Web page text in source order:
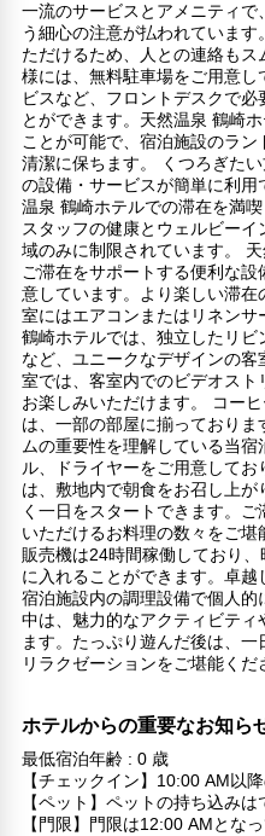
一流のサービスとアメニティで
う細心の注意が払われていま
ただけるため、人との連絡も
様には、無料駐車場をご用意
ビスなど、フロントデスクで
とができます。天然温泉 鶴崎
ことが可能で、宿泊施設のラ
清潔に保ちます。 くつろぎた
の設備・サービスが簡単に利
温泉 鶴崎ホテルでの滞在を満
スタッフの健康とウェルビー
域のみに制限されています。
ご滞在をサポートする便利な
意しています。より楽しい滞
室にはエアコンまたはリネン
鶴崎ホテルでは、独立したリ
など、ユニークなデザインの
室では、客室内でのビデオス
お楽しみいただけます。 コー
は、一部の部屋に揃っており
ムの重要性を理解している当
ル、ドライヤーをご用意して
は、敷地内で朝食をお召し上
く一日をスタートできます。
いただけるお料理の数々をご
販売機は24時間稼働しており
に入れることができます。卓
宿泊施設内の調理設備で個人
中は、魅力的なアクティビテ
ます。たっぷり遊んだ後は、
リラクゼーションをご堪能くだ
ホテルからの重要なお知ら
最低宿泊年齢 : 0 歳
【チェックイン】10:00 AM以
【ペット】ペットの持ち込みは
【門限】門限は12:00 AMとなっ